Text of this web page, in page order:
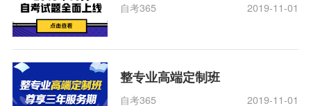
自考365 2019-11-01
整专业高端定制班
自考365 2019-11-01